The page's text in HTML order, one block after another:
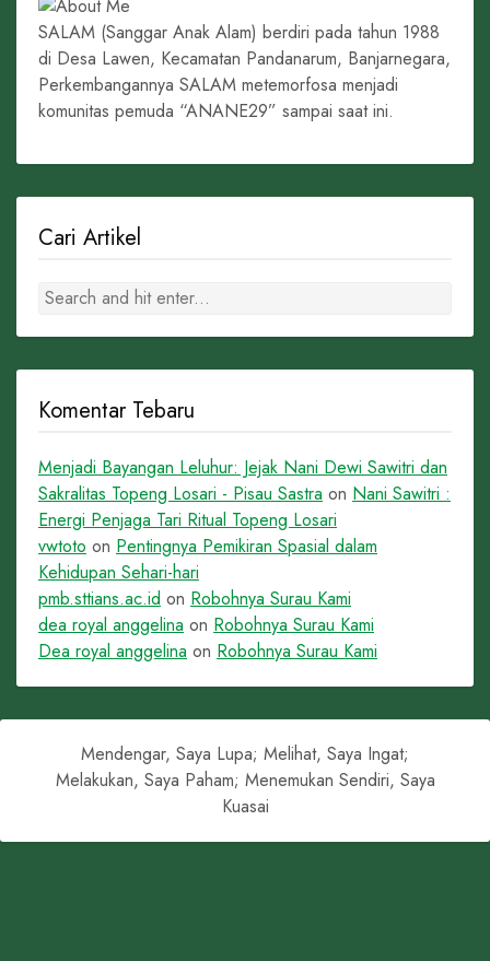
SALAM (Sanggar Anak Alam) berdiri pada tahun 1988
di Desa Lawen, Kecamatan Pandanarum, Banjarnegara,
Perkembangannya SALAM metemorfosa menjadi
komunitas pemuda “ANANE29” sampai saat ini.
Cari Artikel
Komentar Tebaru
Menjadi Bayangan Leluhur: Jejak Nani Dewi Sawitri dan
Sakralitas Topeng Losari - Pisau Sastra on Nani Sawitri :
Energi Penjaga Tari Ritual Topeng Losari
vwtoto on Pentingnya Pemikiran Spasial dalam
Kehidupan Sehari-hari
pmb.sttians.ac.id on Robohnya Surau Kami
dea royal anggelina on Robohnya Surau Kami
Dea royal anggelina on Robohnya Surau Kami
Mendengar, Saya Lupa; Melihat, Saya Ingat;
Melakukan, Saya Paham; Menemukan Sendiri, Saya
Kuasai